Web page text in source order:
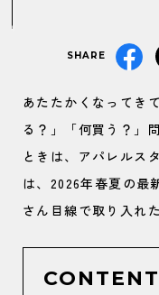
SHARE
あたたかくなってき
る？」「何買う？」
ときは、アパレルス
は、2026年春夏の最
さん目線で取り入れ